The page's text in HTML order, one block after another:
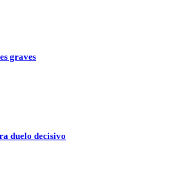
graves
duelo decisivo